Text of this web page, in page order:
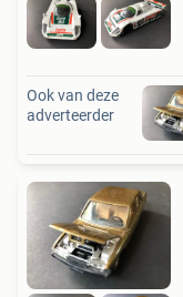
Ook van deze
adverteerder